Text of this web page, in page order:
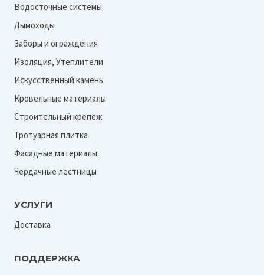
Водосточные системы
Дымоходы
Заборы и ограждения
Изоляция, Утеплители
Искусственный камень
Кровельные материалы
Строительный крепеж
Тротуарная плитка
Фасадные материалы
Чердачные лестницы
УСЛУГИ
Доставка
ПОДДЕРЖКА